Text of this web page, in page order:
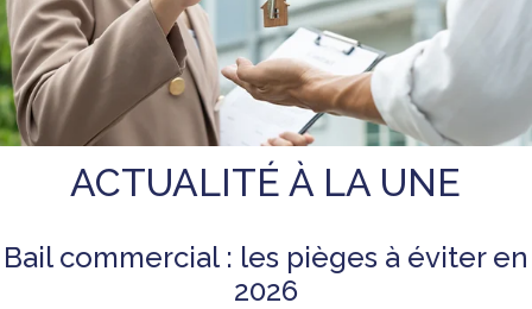
ACTUALITÉ À LA UNE
Bail commercial : les pièges à éviter en
2026